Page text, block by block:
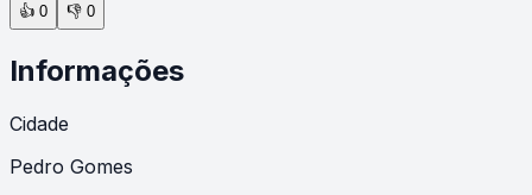
👍 0 👎 0
Informações
Cidade
Pedro Gomes